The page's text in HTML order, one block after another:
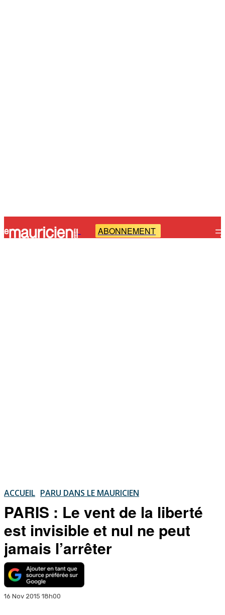
- ABONNEMENT
ACCUEIL PARU DANS LE MAURICIEN
PARIS : Le vent de la liberté
est invisible et nul ne peut
jamais l’arrêter
16 Nov 2015 18h00